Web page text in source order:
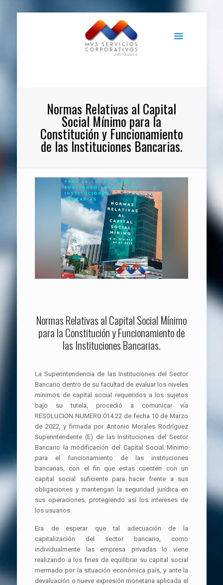
Normas Relativas al Capital
Social Mínimo para la
Constitución y Funcionamiento
de las Instituciones Bancarias.
Normas Relativas al Capital Social Mínimo
para la Constitución y Funcionamiento de
las Instituciones Bancarias.
La Superintendencia de las Instituciones del Sector
Bancario dentro de su facultad de evaluar los niveles
mínimos de capital social requeridos a los sujetos
bajo su tutela, procedió a comunicar vía
RESOLUCION NUMERO:014.22 de fecha 10 de Marzo
de 2022, y firmada por Antonio Morales Rodríguez
Superintendente (E) de las Instituciones del Sector
Bancario la modificación del Capital Social Mínimo
para el funcionamiento de las instituciones
bancarias, con el fin que estas cuenten con un
capital social suficiente para hacer frente a sus
obligaciones y mantengan la seguridad jurídica en
sus operaciones, protegiendo así los intereses de
los usuarios.
Era de esperar que tal adecuación de la
capitalización del sector bancario, como
individualmente las empresa privadas lo viene
realizando a los fines de equilibrar su capital social
mermado por la situación económica país, y ante la
devaluación o nueve expresión monetaria aplicada el